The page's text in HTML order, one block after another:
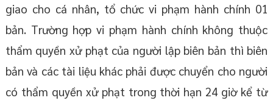
giao cho cá nhân, tổ chức vi phạm hành chính 01
bản. Trường hợp vi phạm hành chính không thuộc
thẩm quyền xử phạt của người lập biên bản thì biên
bản và các tài liệu khác phải được chuyển cho người
có thẩm quyền xử phạt trong thời hạn 24 giờ kể từ